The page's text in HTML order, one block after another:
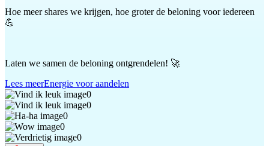
Hoe meer shares we krijgen, hoe groter de beloning voor iedereen
💪
Laten we samen de beloning ontgrendelen! 🚀
Lees meerEnergie voor aandelen
0
0
0
0
0